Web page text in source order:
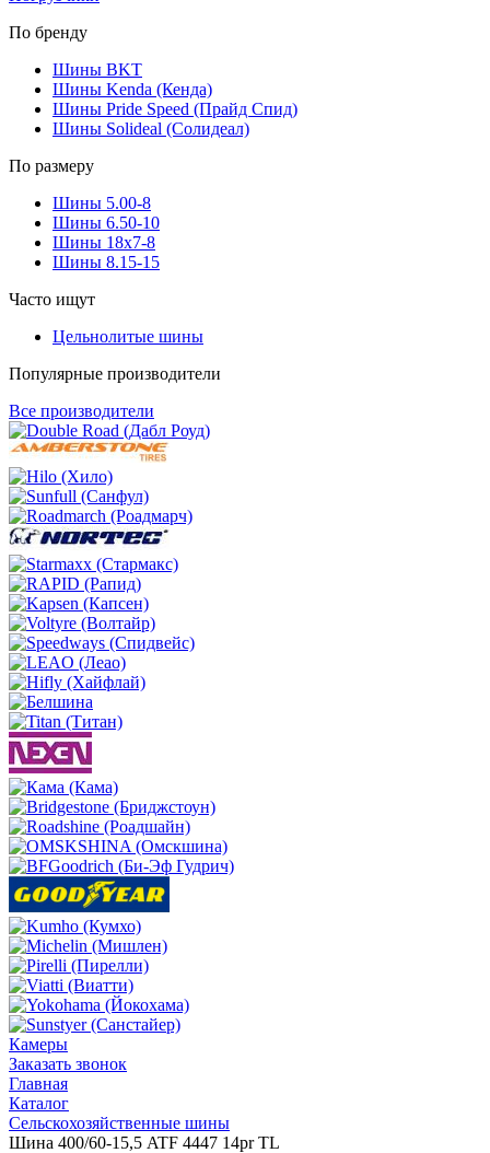
По бренду
Шины BKT
Шины Kenda (Кенда)
Шины Pride Speed (Прайд Спид)
Шины Solideal (Солидеал)
По размеру
Шины 5.00-8
Шины 6.50-10
Шины 18x7-8
Шины 8.15-15
Часто ищут
Цельнолитые шины
Популярные производители
Все производители
Камеры
Заказать звонок
Главная
Каталог
Сельскохозяйственные шины
Шина 400/60-15,5 ATF 4447 14pr TL